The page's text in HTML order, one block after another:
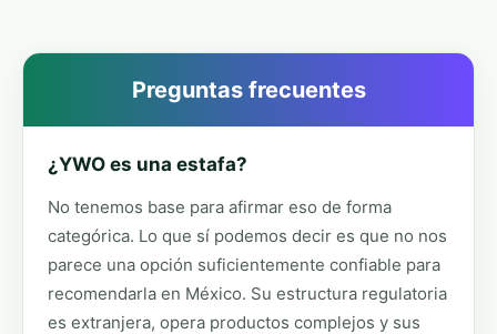
Preguntas frecuentes
¿YWO es una estafa?
No tenemos base para afirmar eso de forma
categórica. Lo que sí podemos decir es que no nos
parece una opción suficientemente confiable para
recomendarla en México. Su estructura regulatoria
es extranjera, opera productos complejos y sus